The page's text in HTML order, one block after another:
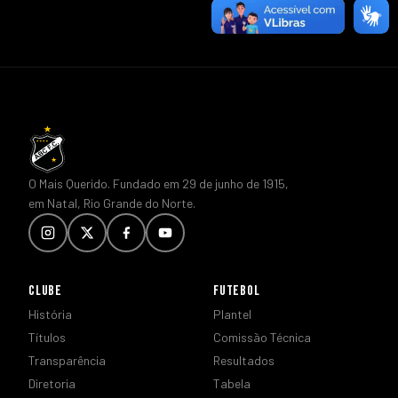
O Mais Querido. Fundado em 29 de junho de 1915,
em Natal, Rio Grande do Norte.
CLUBE
História
Títulos
Transparência
Diretoria
FUTEBOL
Plantel
Comissão Técnica
Resultados
Tabela